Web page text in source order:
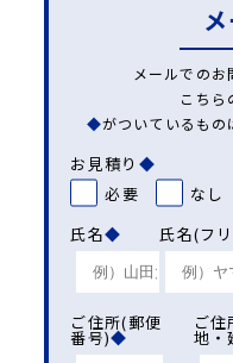
メールでの
こちら
◆がついているもの
お見積り ◆
必要
なし
氏名◆ 氏名(フ
ご住所(郵便
番号)◆
ご
地・